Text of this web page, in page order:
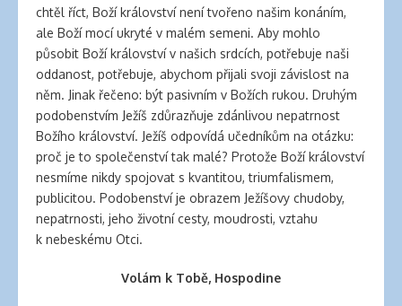
chtěl říct, Boží království není tvořeno našim konáním,
ale Boží mocí ukryté v malém semeni. Aby mohlo
působit Boží království v našich srdcích, potřebuje naši
oddanost, potřebuje, abychom přijali svoji závislost na
něm. Jinak řečeno: být pasivním v Božích rukou. Druhým
podobenstvím Ježíš zdůrazňuje zdánlivou nepatrnost
Božího království. Ježíš odpovídá učedníkům na otázku:
proč je to společenství tak malé? Protože Boží království
nesmíme nikdy spojovat s kvantitou, triumfalismem,
publicitou. Podobenství je obrazem Ježíšovy chudoby,
nepatrnosti, jeho životní cesty, moudrosti, vztahu
k nebeskému Otci.
Volám k Tobě, Hospodine